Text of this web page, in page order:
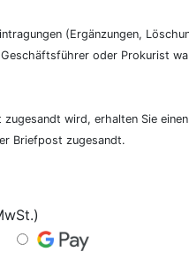
(Ergänzungen,
oder Prokurist
wird, erhalten Sie einen
Briefpost zugesandt.